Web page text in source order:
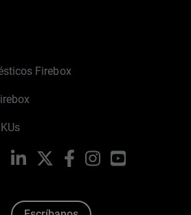
Firebox
LinkedIn FacebookInstagramYouTube